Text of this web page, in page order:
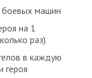
машин
на 1
раз)
в каждую
героя